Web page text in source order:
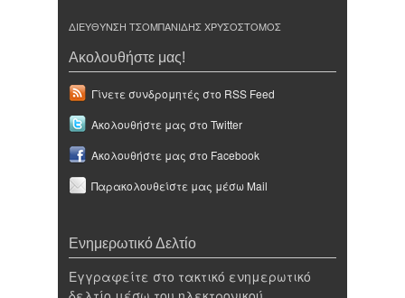
ΔΙΕΥΘΥΝΣΗ ΤΣΟΜΠΑΝΙΔΗΣ ΧΡΥΣΟΣΤΟΜΟΣ
Ακολουθήστε μας!
Γίνετε συνδρομητές στο RSS Feed
Ακολουθήστε μας στο Twitter
Ακολουθήστε μας στο Facebook
Παρακολουθείστε μας μέσω Mail
Ενημερωτικό Δελτίο
Εγγραφείτε στο τακτικό ενημερωτικό